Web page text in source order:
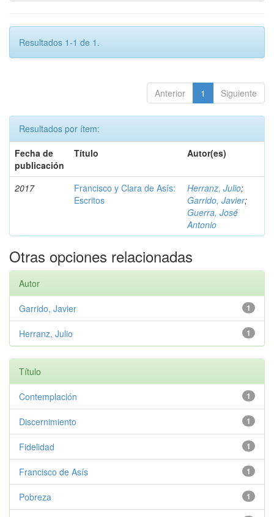
Resultados 1-1 de 1.
Anterior 1 Siguiente
Resultados por ítem:
Fecha de
publicación
Título Autor(es)
2017
Francisco y Clara de Asís:
Escritos
Herranz, Julio;
Garrido, Javier;
Guerra, José
Antonio
Otras opciones relacionadas
Autor
1
Garrido, Javier
1
Herranz, Julio
Título
1
Contemplación
1
Discernimiento
1
Fidelidad
1
Francisco de Asís
1
Pobreza